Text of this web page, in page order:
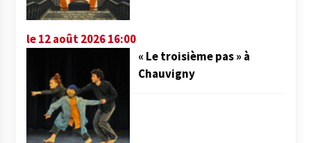
le 12 août 2026 16:00
« Le troisième pas » à
Chauvigny